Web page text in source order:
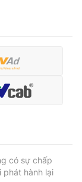
có sự chấp
phát hành lại